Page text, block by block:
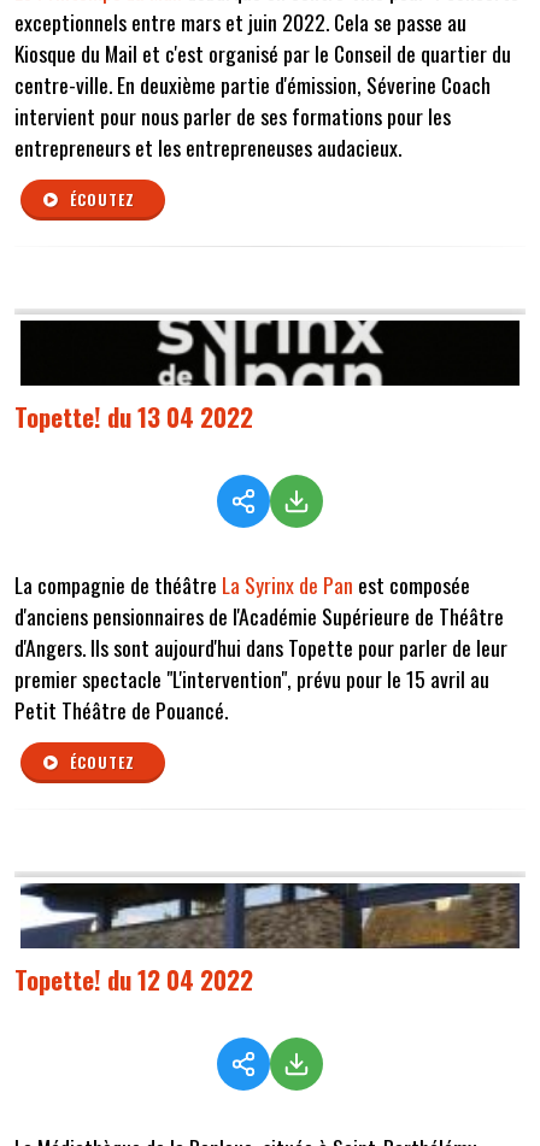
exceptionnels entre mars et juin 2022. Cela se passe au
Kiosque du Mail et c'est organisé par le Conseil de quartier du
centre-ville. En deuxième partie d'émission, Séverine Coach
intervient pour nous parler de ses formations pour les
entrepreneurs et les entrepreneuses audacieux.
ÉCOUTEZ
Topette! du 13 04 2022
La compagnie de théâtre La Syrinx de Pan est composée
d'anciens pensionnaires de l'Académie Supérieure de Théâtre
d'Angers. Ils sont aujourd'hui dans Topette pour parler de leur
premier spectacle "L'intervention", prévu pour le 15 avril au
Petit Théâtre de Pouancé.
ÉCOUTEZ
Topette! du 12 04 2022